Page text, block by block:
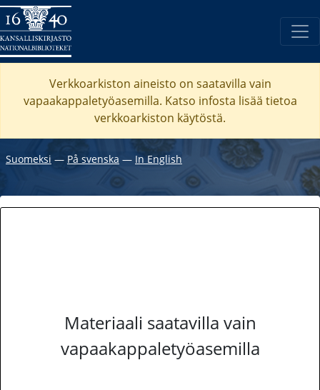
Verkkoarkiston aineisto on saatavilla vain
vapaakappaletyöasemilla. Katso infosta lisää tietoa
verkkoarkiston käytöstä.
Suomeksi ― På svenska ― In English
Materiaali saatavilla vain
vapaakappaletyöasemilla